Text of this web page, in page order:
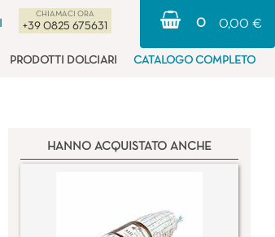
CHIAMACI ORA
+39 0825 675631 0 0,00 €
PRODOTTI DOLCIARI CATALOGO COMPLETO
HANNO ACQUISTATO ANCHE